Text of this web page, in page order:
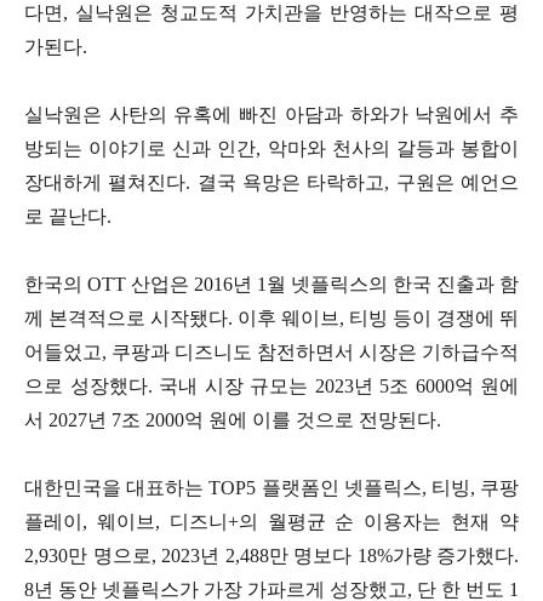
다면, 실낙원은 청교도적 가치관을 반영하는 대작으로 평
가된다.
실낙원은 사탄의 유혹에 빠진 아담과 하와가 낙원에서 추
방되는 이야기로 신과 인간, 악마와 천사의 갈등과 봉합이
장대하게 펼쳐진다. 결국 욕망은 타락하고, 구원은 예언으
로 끝난다.
한국의 OTT 산업은 2016년 1월 넷플릭스의 한국 진출과 함
께 본격적으로 시작됐다. 이후 웨이브, 티빙 등이 경쟁에 뛰
어들었고, 쿠팡과 디즈니도 참전하면서 시장은 기하급수적
으로 성장했다. 국내 시장 규모는 2023년 5조 6000억 원에
서 2027년 7조 2000억 원에 이를 것으로 전망된다.
대한민국을 대표하는 TOP5 플랫폼인 넷플릭스, 티빙, 쿠팡
플레이, 웨이브, 디즈니+의 월평균 순 이용자는 현재 약
2,930만 명으로, 2023년 2,488만 명보다 18%가량 증가했다.
8년 동안 넷플릭스가 가장 가파르게 성장했고, 단 한 번도 1